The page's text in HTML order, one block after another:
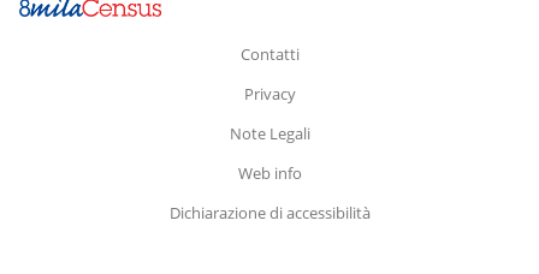
Contatti
Privacy
Note Legali
Web info
Dichiarazione di accessibilità